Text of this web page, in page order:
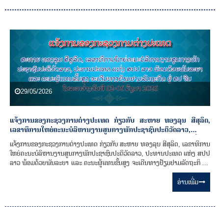
29/05/2026
ແຈ້ງການຂອງກະຊວງການຕ່າງປະເທດ ກ່ຽວກັບ ສະຫາຍ ທອງລຸນ ສີສຸລິດ,
ເລຂາທິການໃຫຍ່ຄະນະບໍລິຫານງານສູນກາງພັກປະຊາຊົນປະຕິວັດລາວ,
ປະທານປະເທດ ແຫ່ງ ສປປ ລາວ ພ້ອມດ້ວຍພັນລະຍາ ແລະ ຄະນະຜູ້ແທນຂັ້ນສູງ
ຈະເດີນທາງຢ້ຽມຢາມລັດຖະກິດ ຢູ່ ສປ ຈີນ ໃນລະຫວ່າງວັນທີ 02-06 ມິຖຸນາ 2026
ແຈ້ງການຂອງກະຊວງການຕ່າງປະເທດ ກ່ຽວກັບ ສະຫາຍ ທອງລຸນ ສີສຸລິດ, ເລຂາທິການ
ໃຫຍ່ຄະນະບໍລິຫານງານສູນກາງພັກປະຊາຊົນປະຕິວັດລາວ, ປະທານປະເທດ ແຫ່ງ ສປປ
ລາວ ພ້ອມດ້ວຍພັນລະຍາ ແລະ ຄະນະຜູ້ແທນຂັ້ນສູງ ຈະເດີນທາງຢ້ຽມຢາມລັດຖະກິດ ຢູ່
ອ່ານ​ເພີ່ມ